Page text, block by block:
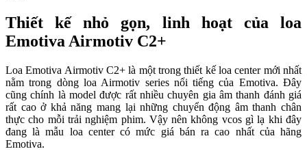
Thiết kế nhỏ gọn, linh hoạt của loa
Emotiva Airmotiv C2+
Loa Emotiva Airmotiv C2+ là một trong thiết kế loa center mới nhất
nằm trong dòng loa Airmotiv series nổi tiếng của Emotiva. Đây
cũng chính là model được rất nhiều chuyên gia âm thanh đánh giá
rất cao ở khả năng mang lại những chuyển động âm thanh chân
thực cho mỗi trải nghiệm phim. Vậy nên không vcos gì lạ khi đây
đang là mẫu loa center có mức giá bán ra cao nhất của hãng
Emotiva.